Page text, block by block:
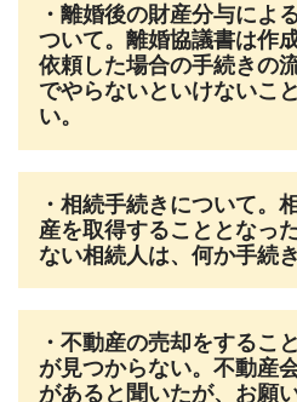
・離婚後の財産分与によ
ついて。離婚協議書は作
依頼した場合の手続きの
でやらないといけないこ
い。
・相続手続きについて。
産を取得することとなっ
ない相続人は、何か手続
・不動産の売却をするこ
が見つからない。不動産
があると聞いたが、お願